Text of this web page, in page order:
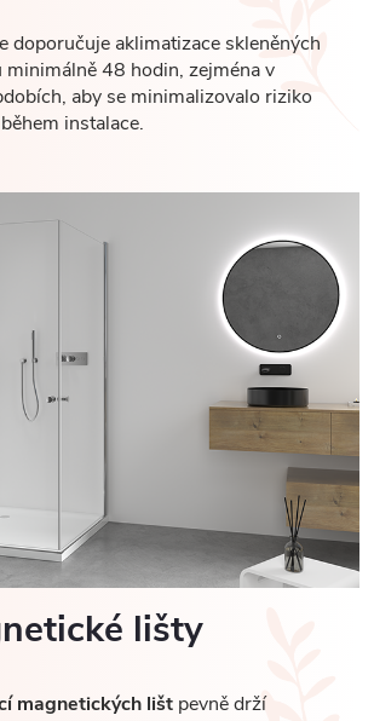
doporučuje aklimatizace skleněných
minimálně 48 hodin, zejména v
aby se minimalizovalo riziko
instalace.
lišty
magnetických lišt pevně drží